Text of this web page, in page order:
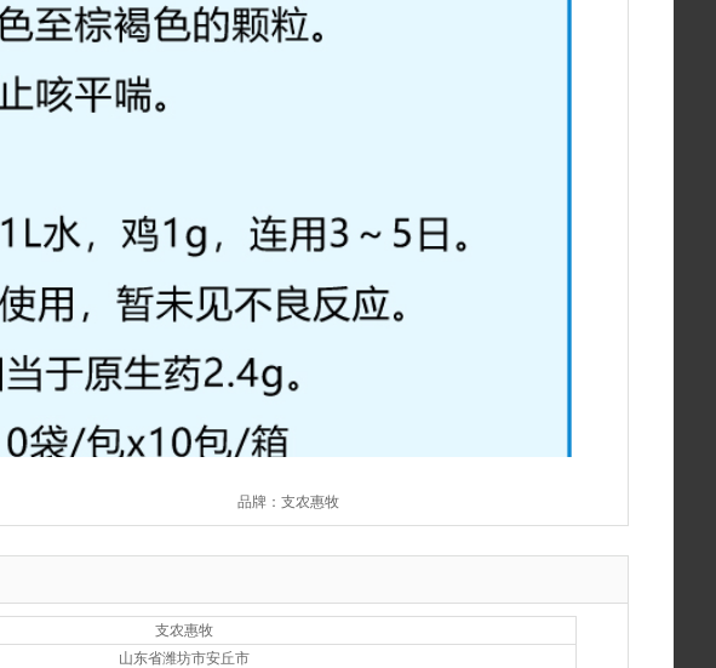
品牌：支农惠牧
支农惠牧
山东省潍坊市安丘市